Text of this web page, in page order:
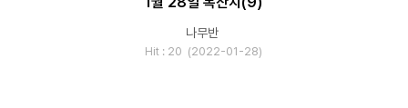
나무반
Hit : 20 (2022-01-28)